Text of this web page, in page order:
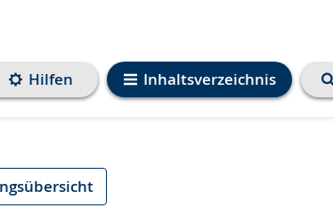
Inhaltsverzeichnis
Hilfen